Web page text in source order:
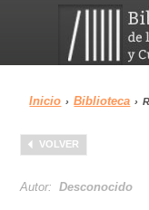
Menu
Biblioteca
Inicio › Biblioteca ›
VOLVER
Autor:Desconocido